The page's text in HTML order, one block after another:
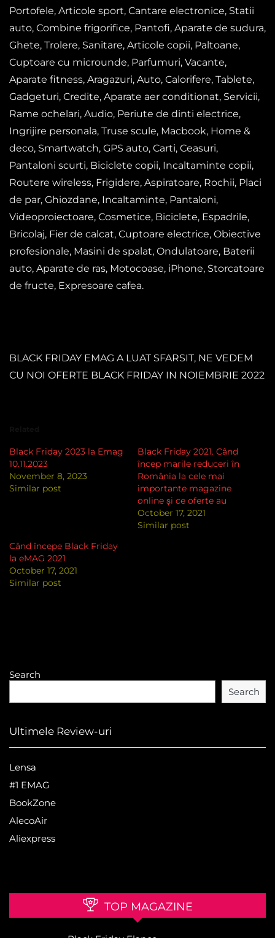
Portofele, Articole sport, Cantare electronice, Statii
auto, Combine frigorifice, Pantofi, Aparate de sudura,
Ghete, Trolere, Sanitare, Articole copii, Paltoane,
Cuptoare cu microunde, Parfumuri, Vacante,
Aparate fitness, Aragazuri, Auto, Calorifere, Tablete,
Gadgeturi, Credite, Aparate aer conditionat, Servicii,
Rame ochelari, Audio, Periute de dinti electrice,
Ingrijire personala, Truse scule, Macbook, Home &
deco, Smartwatch, GPS auto, Carti, Ceasuri,
Pantaloni scurti, Biciclete copii, Incaltaminte copii,
Routere wireless, Frigidere, Aspiratoare, Rochii, Placi
de par, Ghiozdane, Incaltaminte, Pantaloni,
Videoproiectoare, Cosmetice, Biciclete, Espadrile,
Bricolaj, Fier de calcat, Cuptoare electrice, Obiective
profesionale, Masini de spalat, Ondulatoare, Baterii
auto, Aparate de ras, Motocoase, iPhone, Storcatoare
de fructe, Expresoare cafea.
BLACK FRIDAY EMAG A LUAT SFARSIT, NE VEDEM
CU NOI OFERTE BLACK FRIDAY IN NOIEMBRIE 2022
Black Friday 2023 la Emag
10.11.2023
November 8, 2023
Similar post
Black Friday 2021. Când
încep marile reduceri în
România la cele mai
importante magazine
online și ce oferte au
October 17, 2021
Similar post
Când începe Black Friday
la eMAG 2021
October 17, 2021
Similar post
Search
Search
Ultimele Review-uri
Lensa
#1 EMAG
BookZone
AlecoAir
Aliexpress
TOP MAGAZINE